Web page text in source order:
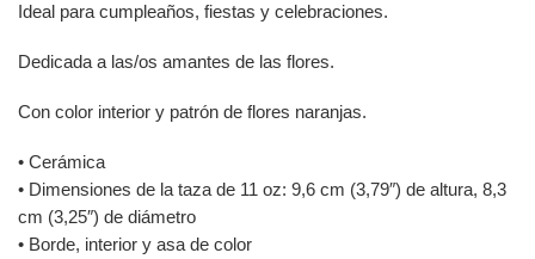
Ideal para cumpleaños, fiestas y celebraciones.
Dedicada a las/os amantes de las flores.
Con color interior y patrón de flores naranjas.
• Cerámica
• Dimensiones de la taza de 11 oz: 9,6 cm (3,79″) de altura, 8,3
cm (3,25″) de diámetro
• Borde, interior y asa de color